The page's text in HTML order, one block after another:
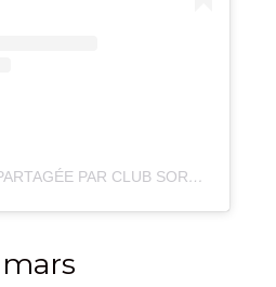
UNE PUBLICATION PARTAGÉE PAR CLUB SOROPTIMIST ANNECY (@SOROPTIMISTANNECY)